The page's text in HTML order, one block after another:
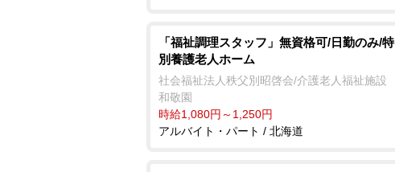
「福祉調理スタッフ」無資格可/日勤のみ/特
別養護老人ホーム
社会福祉法人秩父別昭啓会/介護老人福祉施設
和敬園
時給1,080円～1,250円
アルバイト・パート / 北海道